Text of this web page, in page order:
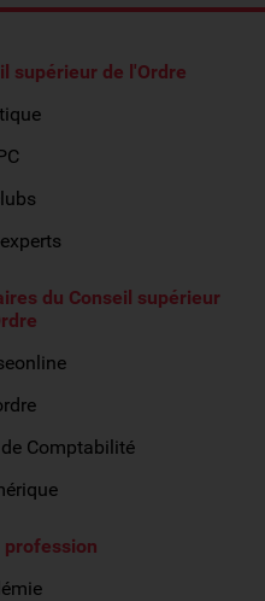
supérieur de l'Ordre
du Conseil supérieur
Comptabilité